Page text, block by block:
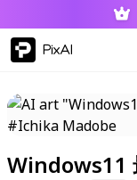
PixAI
Windows11